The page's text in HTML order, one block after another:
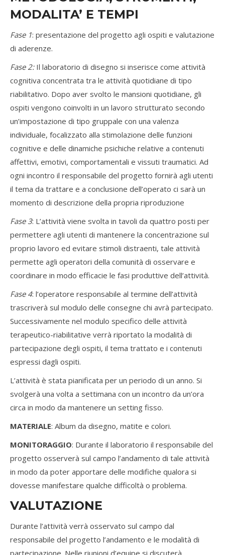
MODALITA’ E TEMPI
Fase 1: presentazione del progetto agli ospiti e valutazione
di aderenze.
Fase 2:Il laboratorio di disegno si inserisce come attività
cognitiva concentrata tra le attività quotidiane di tipo
riabilitativo. Dopo aver svolto le mansioni quotidiane, gli
ospiti vengono coinvolti in un lavoro strutturato secondo
un’impostazione di tipo gruppale con una valenza
individuale, focalizzato alla stimolazione delle funzioni
cognitive e delle dinamiche psichiche relative a contenuti
affettivi, emotivi, comportamentali e vissuti traumatici. Ad
ogni incontro il responsabile del progetto fornirà agli utenti
il tema da trattare e a conclusione dell’operato ci sarà un
momento di descrizione della propria riproduzione
Fase 3: L’attività viene svolta in tavoli da quattro posti per
permettere agli utenti di mantenere la concentrazione sul
proprio lavoro ed evitare stimoli distraenti, tale attività
permette agli operatori della comunità di osservare e
coordinare in modo efficacie le fasi produttive dell’attività.
Fase 4: l’operatore responsabile al termine dell’attività
trascriverà sul modulo delle consegne chi avrà partecipato.
Successivamente nel modulo specifico delle attività
terapeutico-riabilitative verrà riportato la modalità di
partecipazione degli ospiti, il tema trattato e i contenuti
espressi dagli ospiti.
L’attività è stata pianificata per un periodo di un anno. Si
svolgerà una volta a settimana con un incontro da un’ora
circa in modo da mantenere un setting fisso.
MATERIALE: Album da disegno, matite e colori.
MONITORAGGIO: Durante il laboratorio il responsabile del
progetto osserverà sul campo l’andamento di tale attività
in modo da poter apportare delle modifiche qualora si
dovesse manifestare qualche difficoltà o problema.
VALUTAZIONE
Durante l’attività verrà osservato sul campo dal
responsabile del progetto l’andamento e le modalità di
partecipazione. Nelle riunioni d’equipe si discuterà